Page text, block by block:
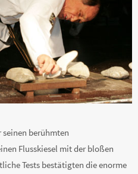
berühmten
Flusskiesel mit der bloßen
Tests bestätigten die enorme